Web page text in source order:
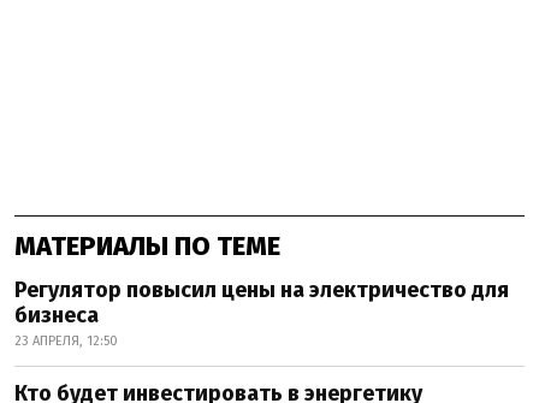
МАТЕРИАЛЫ ПО ТЕМЕ
Регулятор повысил цены на электричество для
бизнеса
23 АПРЕЛЯ, 12:50
Кто будет инвестировать в энергетику